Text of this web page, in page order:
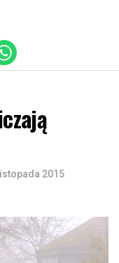
2015